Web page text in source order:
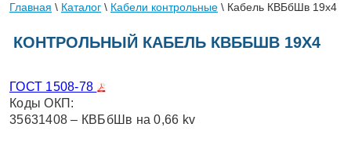
Главная \ Каталог \ Кабели контрольные \ Кабель КВБбШв 19х4
КОНТРОЛЬНЫЙ КАБЕЛЬ КВББШВ 19Х4
ГОСТ 1508-78
Коды ОКП:
35631408 – КВБбШв на 0,66 kv